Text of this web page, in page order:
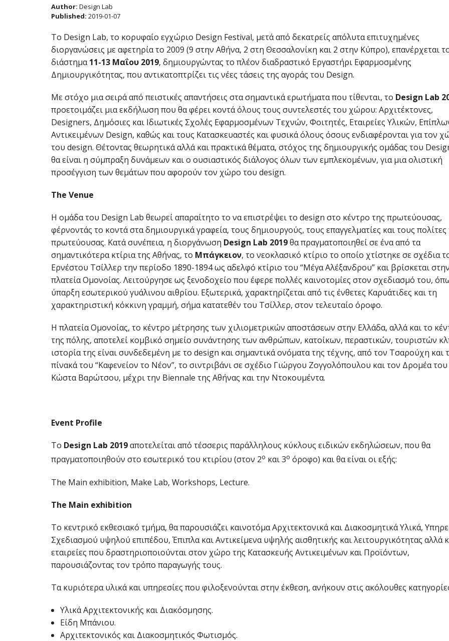
Author: Design Lab
Published: 2019-01-07
Το Design Lab, το κορυφαίο εγχώριο Design Festival, μετά από δεκατρείς απόλυτα επιτυχημένες
διοργανώσεις με αφετηρία το 2009 (9 στην Αθήνα, 2 στη Θεσσαλονίκη και 2 στην Κύπρο), επανέρχεται
διάστημα11-13 Μαΐου 2019, δημιουργώντας το πλέον διαδραστικό Εργαστήρι Εφαρμοσμένης
Δημιουργικότητας, που αντικατοπτρίζει τις νέες τάσεις της αγοράς του Design.
Με στόχο μια σειρά από πειστικές απαντήσεις στα σημαντικά ερωτήματα που τίθενται, το Design Lab
προετοιμάζει μια εκδήλωση που θα φέρει κοντά όλους τους συντελεστές του χώρου: Αρχιτέκτονες,
Designers, Δημόσιες και Ιδιωτικές Σχολές Εφαρμοσμένων Τεχνών, Φοιτητές, Εταιρείες Υλικών,
Αντικειμένων Design, καθώς και τους Κατασκευαστές και φυσικά όλους όσους ενδιαφέρονται για τον
του design. Θέτοντας θεωρητικά αλλά και πρακτικά θέματα, στόχος της δημιουργικής ομάδας του
θα είναι η σύμπραξη δυνάμεων και ο ουσιαστικός διάλογος όλων των εμπλεκομένων, για μια ολιστική
προσέγγιση των θεμάτων που αφορούν τον χώρο του design.
The Venue
Η ομάδα του Design Lab θεωρεί απαραίτητο το να επιστρέψει το design στο κέντρο της πρωτεύουσας,
φέρνοντάς το κοντά στα δημιουργικά γραφεία, τους δημιουργούς, τους επαγγελματίες και τους πολίτες
πρωτεύουσας. Κατά συνέπεια, η διοργάνωση Design Lab 2019θα πραγματοποιηθεί σε ένα από τα
σημαντικότερα κτίρια της Αθήνας, το Μπάγκειον, το νεοκλασικό κτίριο το οποίο χτίστηκε σε σχέδια
Ερνέστου Τσίλλερ την περίοδο 1890-1894 ως αδελφό κτίριο του “Μέγα Αλέξανδρου” και βρίσκεται
πλατεία Ομονοίας. Λειτούργησε ως ξενοδοχείο που έφερε πολλές καινοτομίες στον σχεδιασμό του,
ύπαρξη εσωτερικού γυάλινου αιθρίου. Εξωτερικά, χαρακτηρίζεται από τις ένθετες Καρυάτιδες και τη
χαρακτηριστική κόκκινη γραμμή, σήμα κατατεθέν του Τσίλλερ, στον τελευταίο όροφο.
Η πλατεία Ομονοίας, το κέντρο μέτρησης των χιλιομετρικών αποστάσεων στην Ελλάδα, αλλά και το
της πόλης, αποτελεί κομβικό σημείο συνάντησης των ανθρώπων, κατοίκων, περαστικών, τουριστών
ιστορία της είναι συνδεδεμένη με το design και σημαντικά ονόματα της τέχνης, από τον Τσαρούχη και
πίνακά του “Καφενείον το Νέον”, το σιντριβάνι σε σχέδιο Γιώργου Ζογγολόπουλου και τον Δρομέα του
Κώστα Βαρώτσου, μέχρι την Biennale της Αθήνας και την Ντοκουμέντα.
Event Profile
Το Design Lab 2019αποτελείται από τέσσερις παράλληλους κύκλους ειδικών εκδηλώσεων, που θα
πραγματοποιηθούν στο εσωτερικό του κτιρίου (στον 2ο και 3ο όροφο) και θα είναι οι εξής:
The Main exhibition, Make Lab, Workshops, Lecture.
The Main exhibition
Το κεντρικό εκθεσιακό τμήμα, θα παρουσιάζει καινοτόμα Αρχιτεκτονικά και Διακοσμητικά Υλικά,
Σχεδιασμού υψηλού επιπέδου, Έπιπλα και Αντικείμενα υψηλής αισθητικής και λειτουργικότητας αλλά
εταιρείες που δραστηριοποιούνται στον χώρο της Κατασκευής Αντικειμένων και Προϊόντων,
παρουσιάζοντας τον τρόπο παραγωγής τους.
Τα κυριότερα υλικά και υπηρεσίες που φιλοξενούνται στην έκθεση, ανήκουν στις ακόλουθες
Υλικά Αρχιτεκτονικής και Διακόσμησης.
Είδη Μπάνιου.
Αρχιτεκτονικός και Διακοσμητικός Φωτισμός.